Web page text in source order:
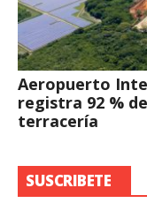
Aeropuerto
registra 92 %
terracería
SUSCRIBETE